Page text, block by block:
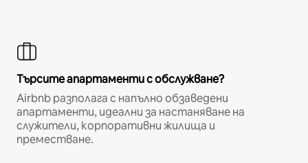
Търсите апартаменти с обслужване?
Airbnb разполага с напълно обзаведени
апартаменти, идеални за настаняване на
служители, корпоративни жилища и
преместване.